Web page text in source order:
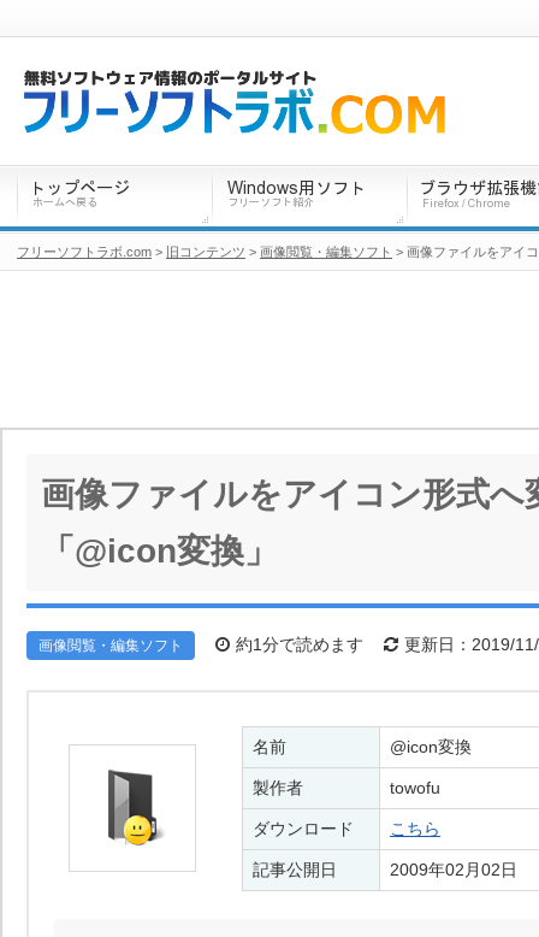
画像ファイルをアイコン形式へ
「@icon変換」
画像閲覧・編集ソフト 約1分で読めます 更新日：2019/
名前 @icon変換
製作者 towofu
ダウンロード こちら
記事公開日 2009年02月02日
フリーソフトラボ.com > 旧コンテンツ > 画像閲覧・編集ソフト > 画像ファイルをアイ